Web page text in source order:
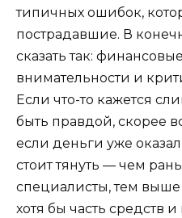
типичных ошибок,
пострадавшие. В
сказать так:
внимательности и
Если что-то кажется
быть правдой, скорее
если деньги уже
стоит тянуть — чем
специалисты, тем выше
хотя бы часть средств